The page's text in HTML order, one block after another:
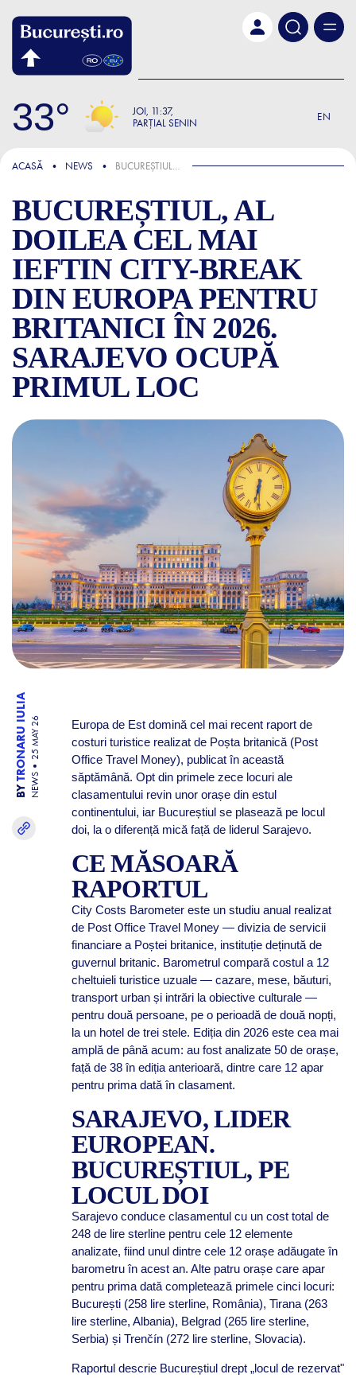
33 JOI 11:37
PARȚIAL SENIN
EN
ȘTIRI
ACASĂ NEWS BUCUREȘTIUL, AL DOILEA CEL MAI IEFTIN CITY-BREAK DIN EUROPA PENTRU BRITANICI ÎN 2026. SARAJEVO OCUPĂ PRIMUL LOC
BUCUREȘTIUL, AL
DOILEA CEL MAI
IEFTIN CITY-BREAK
DIN EUROPA PENTRU
BRITANICI ÎN 2026.
SARAJEVO OCUPĂ
PRIMUL LOC
BUCUREȘTIUL, AL DOILEA
BY
TRONARU IULIA
NEWS
25 MAY 26
Europa de Est domină cel mai recent raport de
costuri turistice realizat de Poșta britanică (Post
Office Travel Money), publicat în această
săptămână. Opt din primele zece locuri ale
clasamentului revin unor orașe din estul
continentului, iar Bucureștiul se plasează pe locul
doi, la o diferență mică față de liderul Sarajevo.
CE MĂSOARĂ
RAPORTUL
City Costs Barometer este un studiu anual realizat
de Post Office Travel Money — divizia de servicii
financiare a Poștei britanice, instituție deținută de
guvernul britanic. Barometrul compară costul a 12
cheltuieli turistice uzuale — cazare, mese, băuturi,
transport urban și intrări la obiective culturale —
pentru două persoane, pe o perioadă de două nopți,
la un hotel de trei stele. Ediția din 2026 este cea mai
amplă de până acum: au fost analizate 50 de orașe,
față de 38 în ediția anterioară, dintre care 12 apar
pentru prima dată în clasament.
SARAJEVO, LIDER
EUROPEAN.
BUCUREȘTIUL, PE
LOCUL DOI
Sarajevo conduce clasamentul cu un cost total de
248 de lire sterline pentru cele 12 elemente
analizate, fiind unul dintre cele 12 orașe adăugate în
barometru în acest an. Alte patru orașe care apar
pentru prima dată completează primele cinci locuri:
București (258 lire sterline, România), Tirana (263
lire sterline, Albania), Belgrad (265 lire sterline,
Serbia) și Trenčín (272 lire sterline, Slovacia).
Raportul descrie Bucureștiul drept „locul de rezervat"